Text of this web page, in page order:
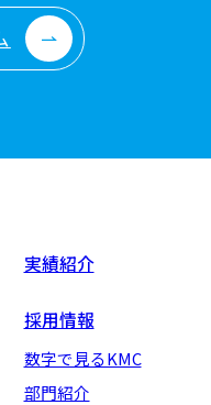
実績紹介
採用情報
数字で見るKMC
部門紹介